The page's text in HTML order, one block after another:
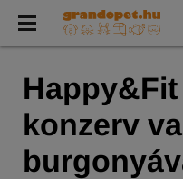
konzerv